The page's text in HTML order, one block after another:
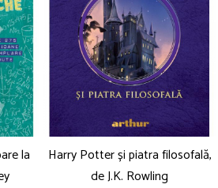
la
Harry Potter și piatra filosofală,
de J.K. Rowling